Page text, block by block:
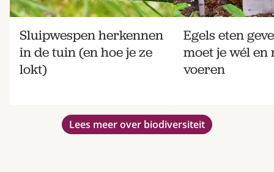
Sluipwespen herkennen
in de tuin (en hoe je ze
lokt)
Egels eten
moet je wél en
voeren
Lees meer over biodiversiteit